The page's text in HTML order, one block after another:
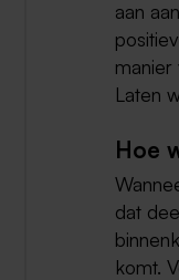
aan
Laten
Hoe
dat
komt.